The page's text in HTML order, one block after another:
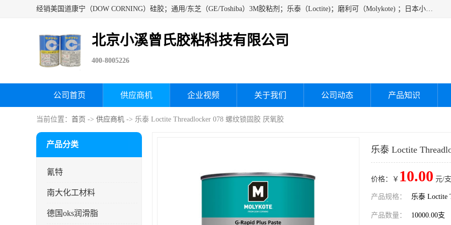
经销美国道康宁（DOW CORNING）硅胶；通用/东芝（GE/Toshiba）3M胶粘剂；乐泰（Loctite)；磨利可（Molykote) ；日本小西（KONISHI）硅胶；施敏打硬,硅胶；信越 产品；关东化成防潮披腹胶 ；三键；索尼；韩国Diabond，等各种电子电机电器进口硅胶产品、硅脂、硅油，经销美国道康宁（DOW CORNING）硅胶等
北京小溪曾氏胶粘科技有限公司
400-8005226
公司首页 供应商机 企业视频 关于我们 公司动态 产品知识
当前位置： 首页 -> 供应商机 -> 乐泰 Loctite Threadlocker 078 螺纹锁固胶 厌氧胶
产品分类
氰特
南大化工材料
德国oks润滑脂
乐泰 Loctite
价格：￥ 10.00 元/
产品规格： 乐泰 Loctite
产品数量： 10000.00支